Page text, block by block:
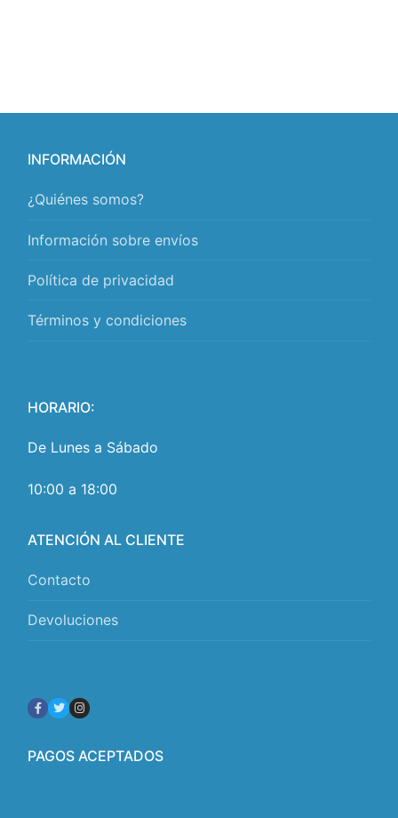
INFORMACIÓN
¿Quiénes somos?
Información sobre envíos
Política de privacidad
Términos y condiciones
HORARIO:
De Lunes a Sábado
10:00 a 18:00
ATENCIÓN AL CLIENTE
Contacto
Devoluciones
PAGOS ACEPTADOS